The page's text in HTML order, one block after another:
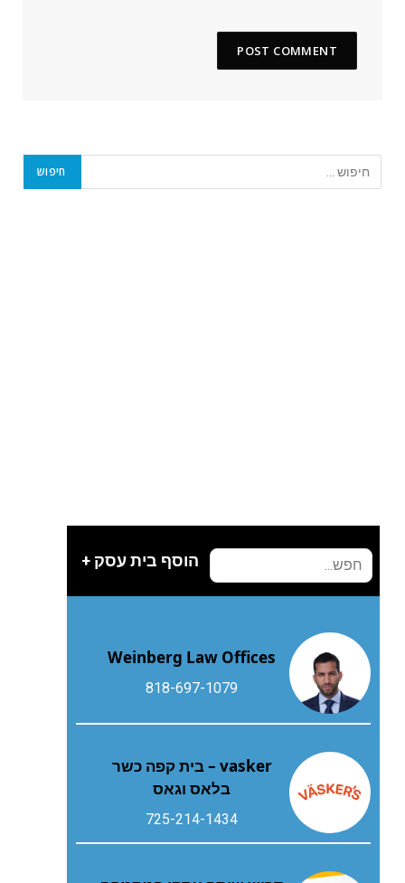
הוסף בית עסק +
Weinberg Law Offices
818-697-1079
vasker – בית קפה כשר
בלאס וגאס
725-214-1434